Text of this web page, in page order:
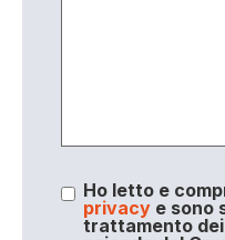
Ho letto e
privacye sono
trattamento